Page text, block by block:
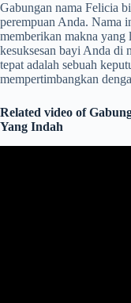
Gabungan nama Felicia
perempuan Anda. Nama
memberikan makna yang
kesuksesan bayi Anda di
tepat adalah sebuah
mempertimbangkan
Related video of
Yang Indah